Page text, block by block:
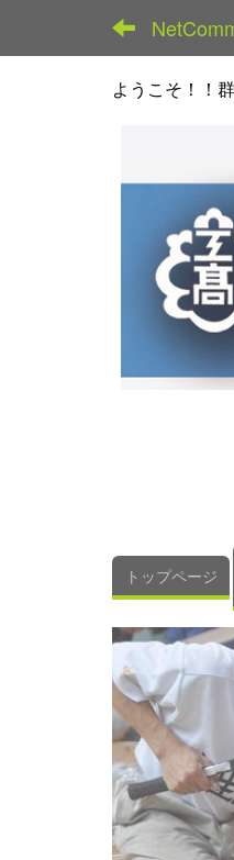
ようこそ！！
トップページ